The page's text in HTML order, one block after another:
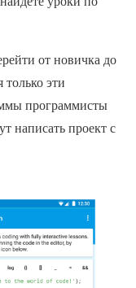
от новичка до
только эти
программисты
написать проект с